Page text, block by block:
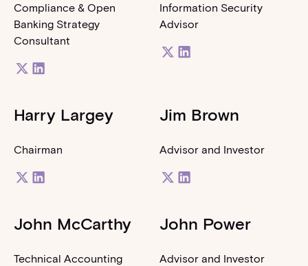
Compliance & Open
Banking Strategy
Consultant
Information Security
Advisor
Harry Largey
Chairman
Jim Brown
Advisor and Investor
John McCarthy
Technical Accounting
John Power
Advisor and Investor